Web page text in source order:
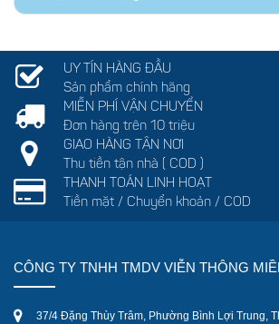
UY TÍN HÀNG ĐẦU
Sản phẩm chính hãng
MIỄN PHÍ VẬN CHUYỂN
Đơn hàng trên 10 triệu
GIAO HÀNG TẬN NƠI
Thu tiền tận nhà ( COD )
THANH TOÁN LINH HOẠT
Tiền mặt / Chuyển khoản / COD
CÔNG TY TNHH TMDV VIỄN THÔNG
37/4 Đặng Thùy Trâm, Phường Bình Lợi Trung,